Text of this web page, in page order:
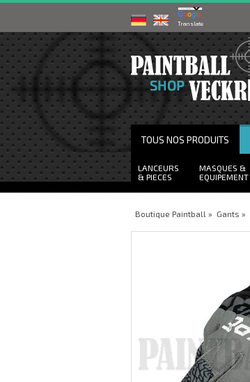
Translate
TOUS NOS PRODUITS
LANCEURS
PIECES
MASQUES
EQUIPEMENT
Boutique Paintball » Gants »